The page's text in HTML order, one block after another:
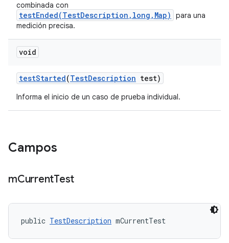
combinada con
testEnded(TestDescription,long,Map)
para una
medición precisa.
void
testStarted(TestDescription test)
Informa el inicio de un caso de prueba individual.
Campos
mCurrentTest
public TestDescription mCurrentTest